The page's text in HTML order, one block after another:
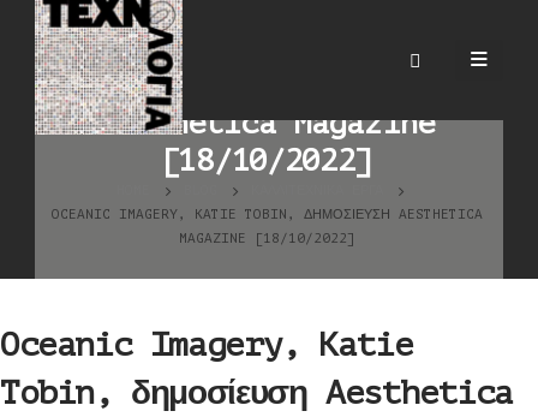
Oceanic Imagery, Katie
Tobin, δημοσίευση
Aesthetica Magazine
[18/10/2022]
OCEANIC IMAGERY, KATIE TOBIN, ΔΗΜΟΣΊΕΥΣΗ AESTHETICA
MAGAZINE [18/10/2022]
Oceanic Imagery, Katie
Tobin, δημοσίευση Aesthetica